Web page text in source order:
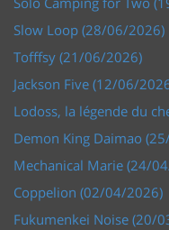
Slow Loop (28/06/2026)
Tofffsy (21/06/2026)
Jackson Five (12/06/
Lodoss, la légende du
Demon King Daimao
Mechanical Marie (24/
Coppelion (02/04/2026)
Fukumenkei Noise (20/